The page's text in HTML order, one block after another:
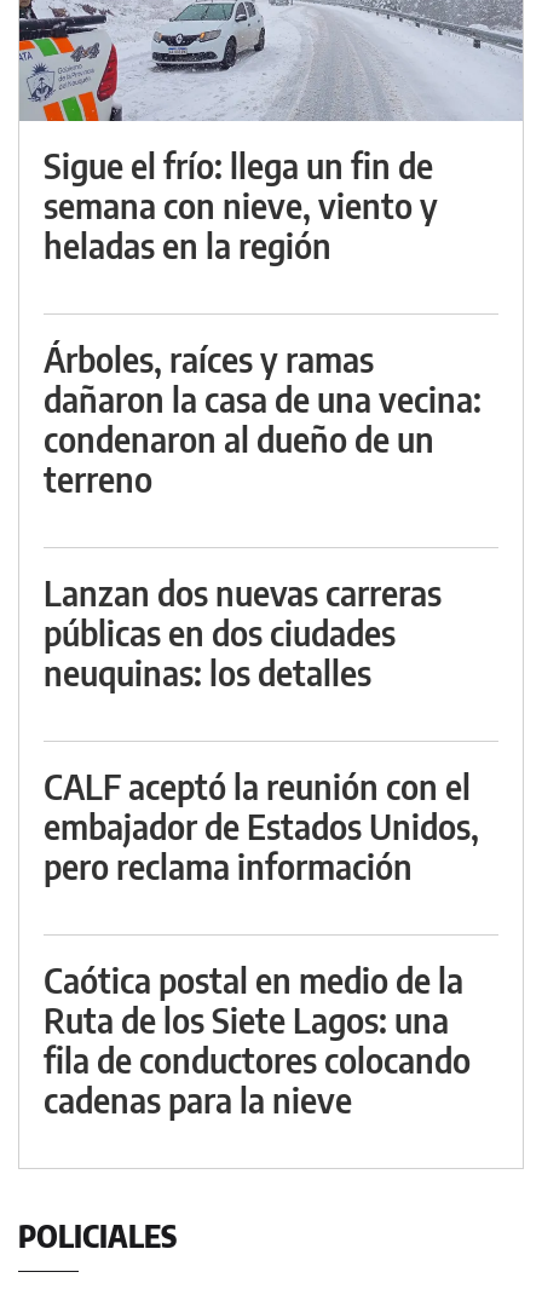
Sigue el frío: llega un fin de
semana con nieve, viento y
heladas en la región
Árboles, raíces y ramas
dañaron la casa de una vecina:
condenaron al dueño de un
terreno
Lanzan dos nuevas carreras
públicas en dos ciudades
neuquinas: los detalles
CALF aceptó la reunión con el
embajador de Estados Unidos,
pero reclama información
Caótica postal en medio de la
Ruta de los Siete Lagos: una
fila de conductores colocando
cadenas para la nieve
POLICIALES